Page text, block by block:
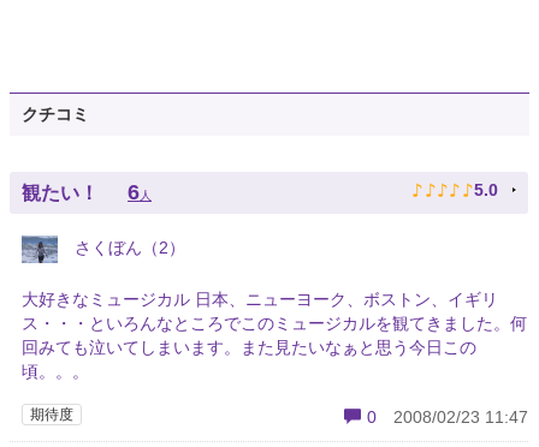
クチコミ
観たい！ 6人 ♪ ♪ ♪ ♪ ♪ 5.0
さくぼん（2）
大好きなミュージカル 日本、ニューヨーク、ボストン、イギリ
ス・・・といろんなところでこのミュージカルを観てきました。何
回みても泣いてしまいます。また見たいなぁと思う今日この
頃。。。
期待度 0 2008/02/23 11:47